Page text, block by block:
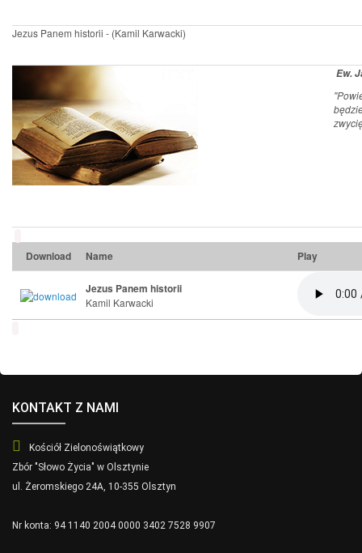
Jezus Panem historii - (Kamil Karwacki)
Ew.
Download Name Play
Jezus Panem historii
Kamil Karwacki
KONTAKT Z NAMI
Kościół Zielonoświątkowy
Zbór "Słowo Życia" w Olsztynie
ul. Żeromskiego 24A, 10-355 Olsztyn
Nr konta: 94 1140 2004 0000 3402 7528 9907